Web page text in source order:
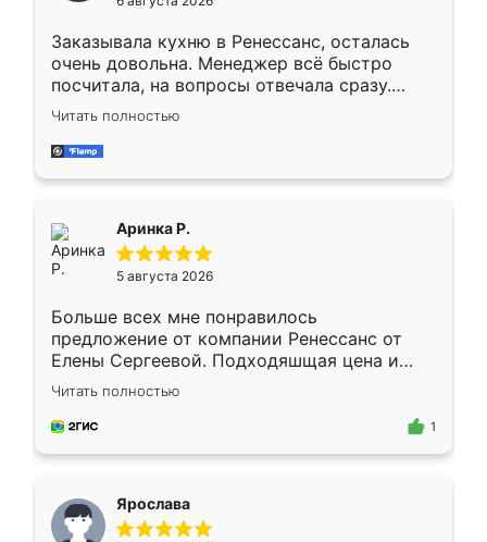
мебели буду заказывать только здесь.
Заказывала кухню в Ренессанс, осталась
очень довольна. Менеджер всё быстро
посчитала, на вопросы отвечала сразу.
Замерщик приехал в субботу, подошёл к
делу со всей ответственностью. Собрали
за день, ребята работали аккуратно, даже
Читать полностью
Аринка Р.
5 августа 2026
Больше всех мне понравилось
предложение от компании Ренессанс от
Елены Сергеевой. Подходяшщая цена и
короткие сроки изготовления. Приехавший
для замера сотрудник Владислав
предложил по моему эскизу самый
Читать полностью
1
Ярослава